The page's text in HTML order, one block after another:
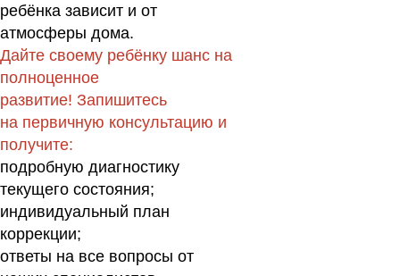
ребёнка зависит и от
атмосферы дома.
Дайте своему ребёнку шанс на
полноценное
развитие! Запишитесь
на первичную консультацию и
получите:
подробную диагностику
текущего состояния;
индивидуальный план
коррекции;
ответы на все вопросы от